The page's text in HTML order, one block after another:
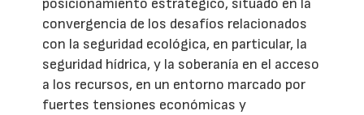
posicionamiento estratégico, situado en la
convergencia de los desafíos relacionados
con la seguridad ecológica, en particular, la
seguridad hídrica, y la soberanía en el acceso
a los recursos, en un entorno marcado por
fuertes tensiones económicas y